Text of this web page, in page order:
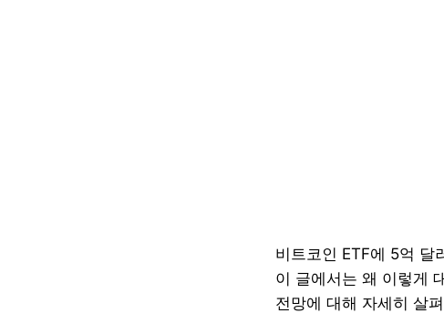
비트코인 ETF에 5억 달
이 글에서는 왜 이렇게
전망에 대해 자세히 살